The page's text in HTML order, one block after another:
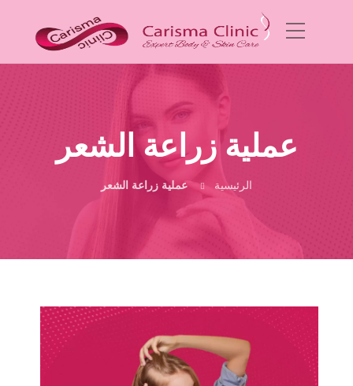
عملية زراعة الشعر
الرئيسية عملية زراعة الشعر